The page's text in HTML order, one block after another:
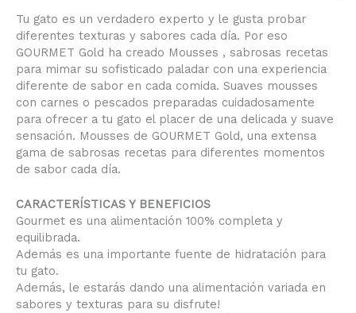
Tu gato es un verdadero experto y le gusta probar
diferentes texturas y sabores cada día. Por eso
GOURMET Gold ha creado Mousses , sabrosas recetas
para mimar su sofisticado paladar con una experiencia
diferente de sabor en cada comida. Suaves mousses
con carnes o pescados preparadas cuidadosamente
para ofrecer a tu gato el placer de una delicada y suave
sensación. Mousses de GOURMET Gold, una extensa
gama de sabrosas recetas para diferentes momentos
de sabor cada día.
CARACTERÍSTICAS Y BENEFICIOS
Gourmet es una alimentación 100% completa y
equilibrada.
Además es una importante fuente de hidratación para
tu gato.
Además, le estarás dando una alimentación variada en
sabores y texturas para su disfrute!